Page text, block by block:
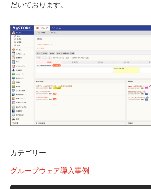
だいております。
カテゴリー
グループウェア導入事例